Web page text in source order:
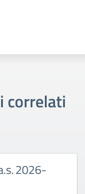
correlati
Primo